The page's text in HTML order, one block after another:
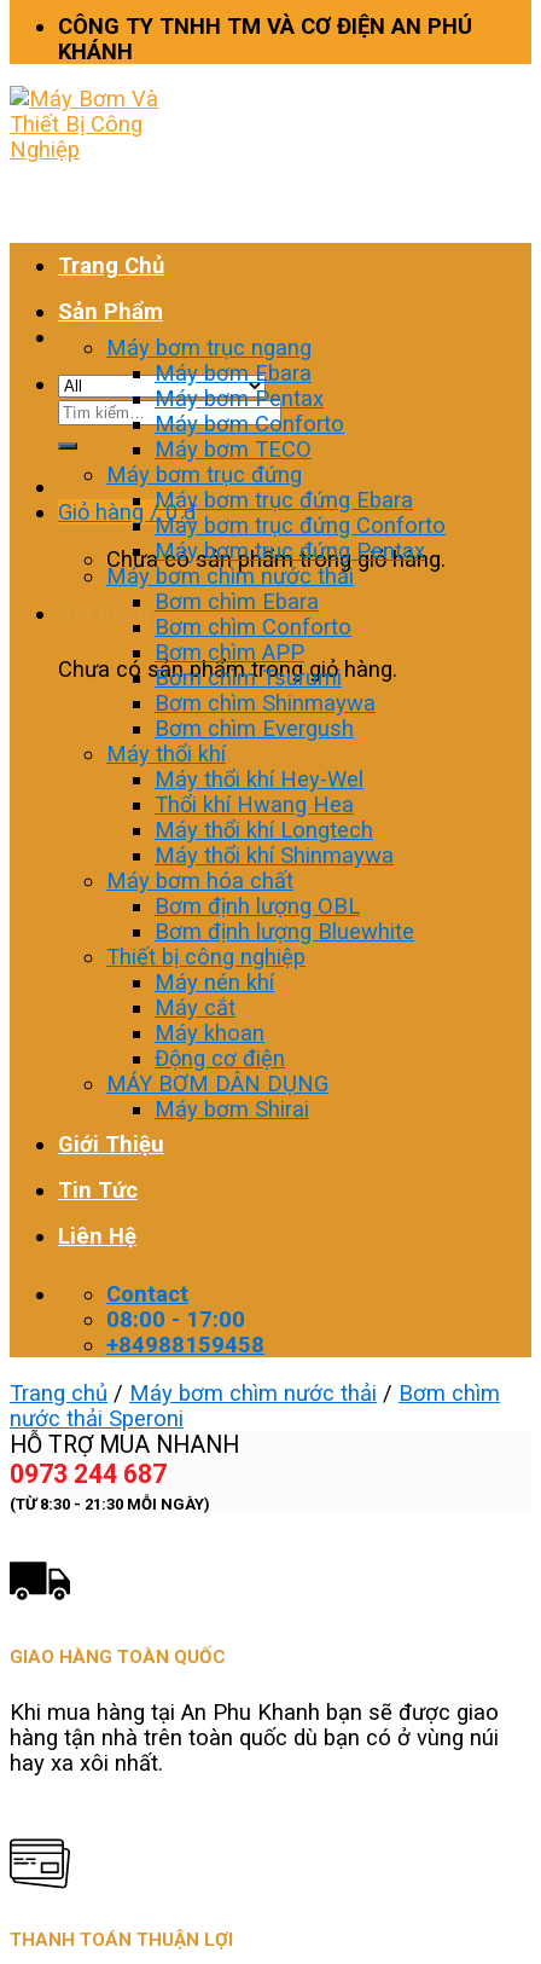
CÔNG TY TNHH TM VÀ CƠ ĐIỆN AN PHÚ
KHÁNH
Tìm
Giỏ hàng /0₫
Chưa có sản phẩm trong giỏ hàng.
Giỏ hàng
Chưa có sản phẩm trong giỏ hàng.
Trang Chủ
Sản Phẩm
Máy bơm trục ngang
Máy bơm Ebara
Máy bơm Pentax
Máy bơm Conforto
Máy bơm TECO
Máy bơm trục đứng
Máy bơm trục đứng Ebara
Máy bơm trục đứng Conforto
Máy bơm trục đứng Pentax
Máy bơm chìm nước thải
Bơm chìm Ebara
Bơm chìm Conforto
Bơm chìm APP
Bơm chìm Tsurumi
Bơm chìm Shinmaywa
Bơm chìm Evergush
Máy thổi khí
Máy thổi khí Hey-Wel
Thổi khí Hwang Hea
Máy thổi khí Longtech
Máy thổi khí Shinmaywa
Máy bơm hóa chất
Bơm định lượng OBL
Bơm định lượng Bluewhite
Thiết bị công nghiệp
Máy nén khí
Máy cắt
Máy khoan
Động cơ điện
MÁY BƠM DÂN DỤNG
Máy bơm Shirai
Giới Thiệu
Tin Tức
Liên Hệ
Contact
08:00 - 17:00
+84988159458
Trang chủ / Máy bơm chìm nước thải / Bơm chìm
nước thải Speroni
HỖ TRỢ MUA NHANH
0973 244 687
(TỪ 8:30 - 21:30 MỖI NGÀY)
GIAO HÀNG TOÀN QUỐC
Khi mua hàng tại An Phu Khanh bạn sẽ được giao
hàng tận nhà trên toàn quốc dù bạn có ở vùng núi
hay xa xôi nhất.
THANH TOÁN THUẬN LỢI